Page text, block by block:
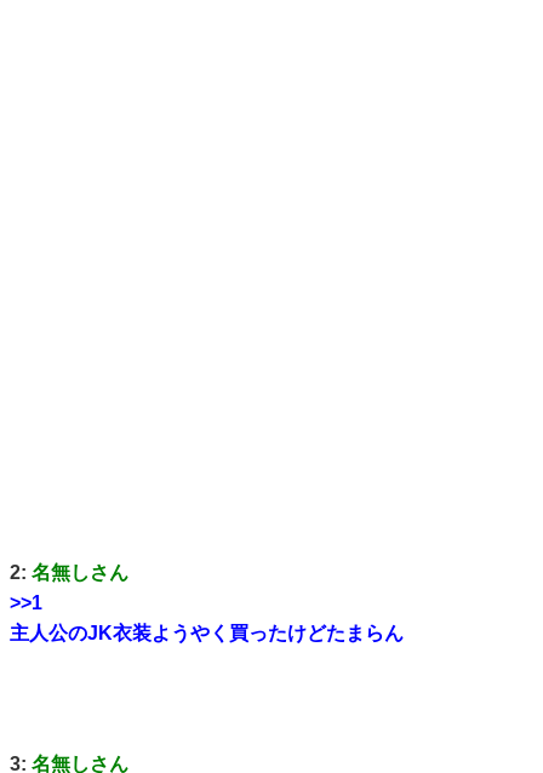
2: 名無しさん
>>1
主人公のJK衣装ようやく買ったけどたまらん
3: 名無しさん